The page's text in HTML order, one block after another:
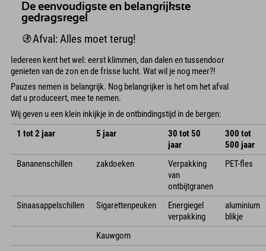
De eenvoudigste en belangrijkste
gedragsregel
🚯Afval: Alles moet terug!
Iedereen kent het wel: eerst klimmen, dan dalen en tussendoor
genieten van de zon en de frisse lucht. Wat wil je nog meer?!
Pauzes nemen is belangrijk. Nog belangrijker is het om het afval
dat u produceert, mee te nemen.
Wij geven u een klein inkijkje in de ontbindingstijd in de bergen:
1 tot 2 jaar
5 jaar
30 tot 50
jaar
300 tot
500 jaar
Bananenschillen
zakdoeken
Verpakking
van
ontbijtgranen
PET-fles
Sinaasappelschillen Sigarettenpeuken
Energiegel
verpakking
aluminium
blikje
Kauwgom